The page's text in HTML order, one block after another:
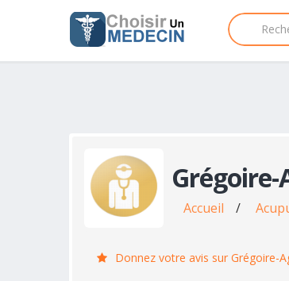
Accueil /
Donnez votre avis sur Grégoire-